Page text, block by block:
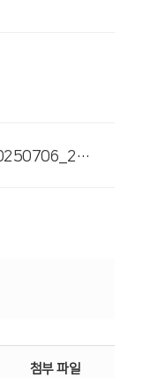
# 첨부 4.Screenshot_20250706_215149_Polaris Viewer.jpg
첨부 파일